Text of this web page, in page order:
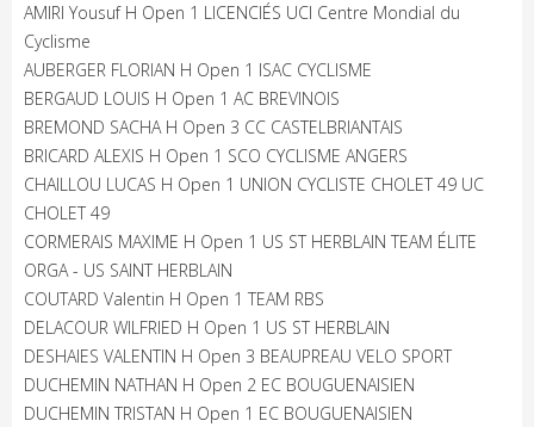
AMIRI Yousuf H Open 1 LICENCIÉS UCI Centre Mondial du
Cyclisme
AUBERGER FLORIAN H Open 1 ISAC CYCLISME
BERGAUD LOUIS H Open 1 AC BREVINOIS
BREMOND SACHA H Open 3 CC CASTELBRIANTAIS
BRICARD ALEXIS H Open 1 SCO CYCLISME ANGERS
CHAILLOU LUCAS H Open 1 UNION CYCLISTE CHOLET 49 UC
CHOLET 49
CORMERAIS MAXIME H Open 1 US ST HERBLAIN TEAM ÉLITE
ORGA - US SAINT HERBLAIN
COUTARD Valentin H Open 1 TEAM RBS
DELACOUR WILFRIED H Open 1 US ST HERBLAIN
DESHAIES VALENTIN H Open 3 BEAUPREAU VELO SPORT
DUCHEMIN NATHAN H Open 2 EC BOUGUENAISIEN
DUCHEMIN TRISTAN H Open 1 EC BOUGUENAISIEN